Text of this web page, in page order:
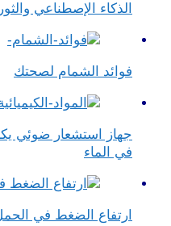
الذكاء الإصطناعي
فوائد الشمام لصحتك
جهاز استشعار ضوئي
في الماء
ارتفاع الضغط في